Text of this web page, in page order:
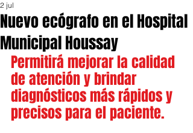
Nuevo ecógrafo en el Hospital
Municipal Houssay
2 jul
Permitirá mejorar la calidad
de atención y brindar
diagnósticos más rápidos y
precisos para el paciente.